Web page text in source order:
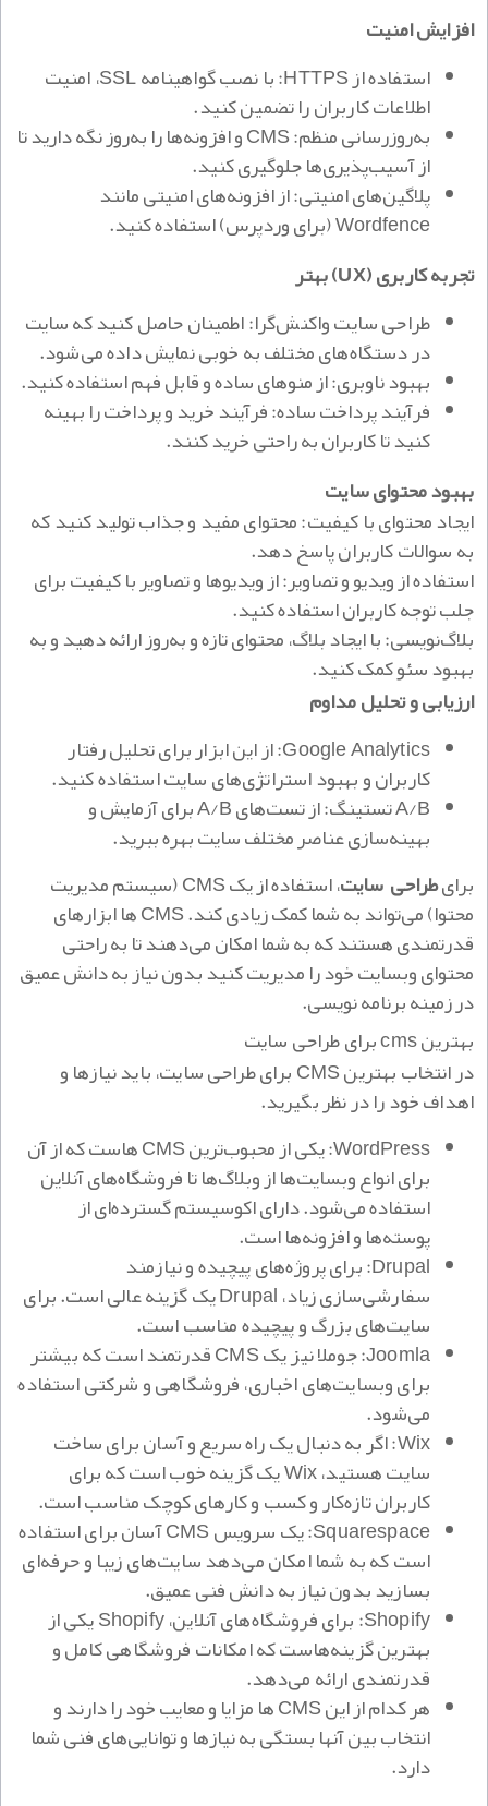
افزایش امنیت
استفاده از HTTPS: با نصب گواهینامه SSL، امنیت
اطلاعات کاربران را تضمین کنید.
به‌روزرسانی منظم: CMS و افزونه‌ها را به‌روز نگه دارید تا
از آسیب‌پذیری‌ها جلوگیری کنید.
پلاگین‌های امنیتی: از افزونه‌های امنیتی مانند
Wordfence (برای وردپرس) استفاده کنید.
تجربه کاربری (UX) بهتر
طراحی سایت واکنش‌گرا: اطمینان حاصل کنید که سایت
در دستگاه‌های مختلف به خوبی نمایش داده می‌شود.
بهبود ناوبری: از منوهای ساده و قابل فهم استفاده کنید.
فرآیند پرداخت ساده: فرآیند خرید و پرداخت را بهینه
کنید تا کاربران به راحتی خرید کنند.
بهبود محتوای سایت
ایجاد محتوای با کیفیت: محتوای مفید و جذاب تولید کنید که
به سوالات کاربران پاسخ دهد.
استفاده از ویدیو و تصاویر: از ویدیوها و تصاویر با کیفیت برای
جلب توجه کاربران استفاده کنید.
بلاگ‌نویسی: با ایجاد بلاگ، محتوای تازه و به‌روز ارائه دهید و به
بهبود سئو کمک کنید.
ارزیابی و تحلیل مداوم
Google Analytics: از این ابزار برای تحلیل رفتار
کاربران و بهبود استراتژی‌های سایت استفاده کنید.
A/B تستینگ: از تست‌های A/B برای آزمایش و
بهینه‌سازی عناصر مختلف سایت بهره ببرید.
برایطراحی سایت‌ ، استفاده از یک CMS (سیستم مدیریت
محتوا) می‌تواند به شما کمک زیادی کند. CMS ها ابزارهای
قدرتمندی هستند که به شما امکان می‌دهند تا به راحتی
محتوای وبسایت خود را مدیریت کنید بدون نیاز به دانش عمیق
در زمینه برنامه نویسی.
بهترین cms برای طراحی سایت
در انتخاب بهترین C
MS برای طراحی سایت، باید نیازها و
اهداف خود را در نظر بگیرید.
WordPress: یکی از محبوب‌ترین CMS هاست که از آن
برای انواع وبسایت‌ها از وبلاگ‌ها تا فروشگاه‌های آنلاین
استفاده می‌شود. دارای اکوسیستم گسترده‌ای از
پوسته‌ها و افزونه‌ها است.
Drupal: برای پروژه‌های پیچیده و نیازمند
سفارشی‌سازی زیاد، Drupal یک گزینه عالی است. برای
سایت‌های بزرگ و پیچیده مناسب است.
Joomla: جوملا نیز یک CMS قدرتمند است که بیشتر
برای وبسایت‌های اخباری، فروشگاهی و شرکتی استفاده
می‌شود.
Wix: اگر به دنبال یک راه سریع و آسان برای ساخت
سایت هستید، Wix یک گزینه خوب است که برای
کاربران تازه‌کار و کسب و کارهای کوچک مناسب است.
Squarespace: یک سرویس CMS آسان برای استفاده
است که به شما امکان می‌دهد سایت‌های زیبا و حرفه‌ای
بسازید بدون نیاز به دانش فنی عمیق.
Shopify: برای فروشگاه‌های آنلاین، Shopify یکی از
بهترین گزینه‌هاست که امکانات فروشگاهی کامل و
قدرتمندی ارائه می‌دهد.
هر کدام از این CMS ها مزایا و معایب خود را دارند و
انتخاب بین آنها بستگی به نیازها و توانایی‌های فنی شما
دارد.